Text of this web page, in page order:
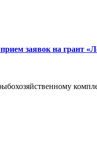
заявок на грант